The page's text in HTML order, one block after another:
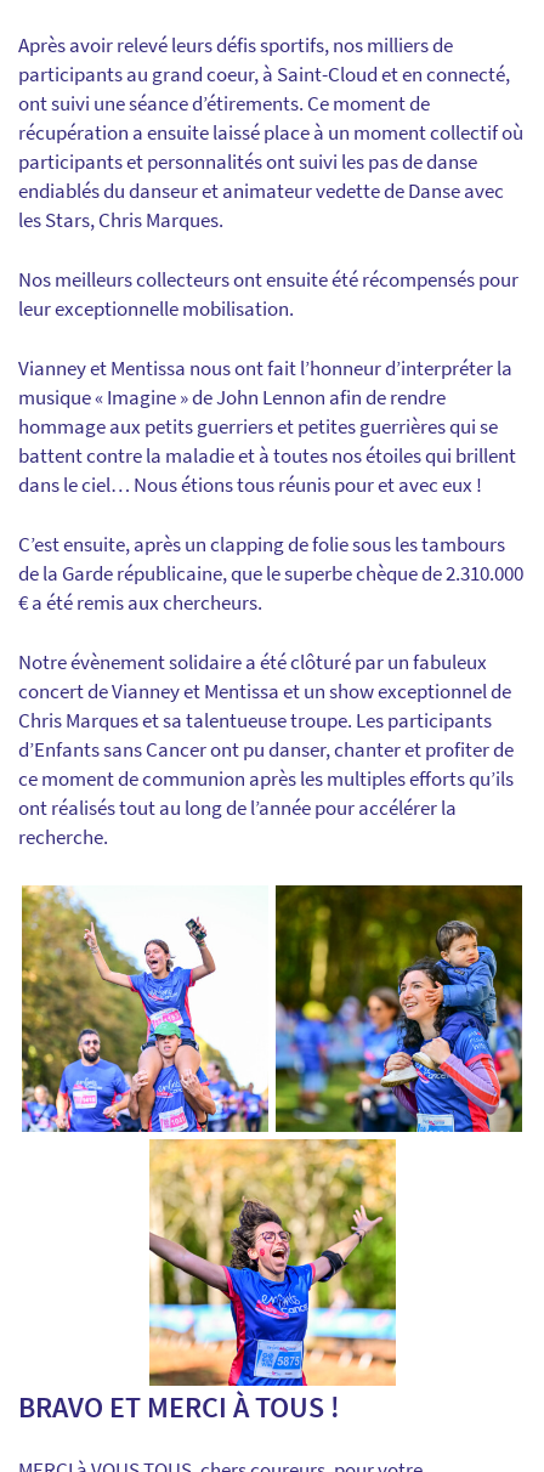
Après avoir relevé leurs défis sportifs, nos milliers de
participants au grand coeur, à Saint-Cloud et en connecté,
ont suivi une séance d’étirements. Ce moment de
récupération a ensuite laissé place à un moment collectif où
participants et personnalités ont suivi les pas de danse
endiablés du danseur et animateur vedette de Danse avec
les Stars, Chris Marques.
Nos meilleurs collecteurs ont ensuite été récompensés pour
leur exceptionnelle mobilisation.
Vianney et Mentissa nous ont fait l’honneur d’interpréter la
musique « Imagine » de John Lennon afin de rendre
hommage aux petits guerriers et petites guerrières qui se
battent contre la maladie et à toutes nos étoiles qui brillent
dans le ciel… Nous étions tous réunis pour et avec eux !
C’est ensuite, après un clapping de folie sous les tambours
de la Garde républicaine, que le superbe chèque de 2.310.000
€ a été remis aux chercheurs.
Notre évènement solidaire a été clôturé par un fabuleux
concert de Vianney et Mentissa et un show exceptionnel de
Chris Marques et sa talentueuse troupe. Les participants
d’Enfants sans Cancer ont pu danser, chanter et profiter de
ce moment de communion après les multiples efforts qu’ils
ont réalisés tout au long de l’année pour accélérer la
recherche.
BRAVO ET MERCI À TOUS !